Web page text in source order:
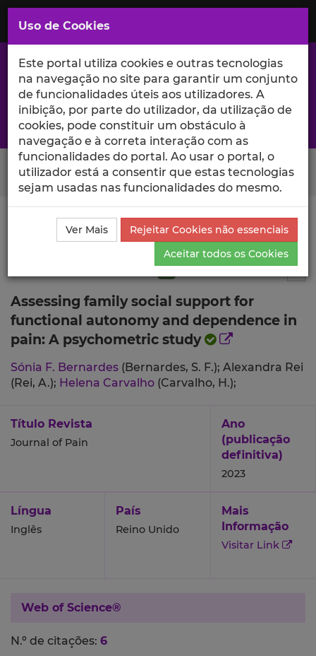
Saltar
para
Conteúdo
Principal
A excelência da investigação e ciência no Iscte
Search Button
Ciência_Iscte Publicações
Descrição Detalhada da
Publicação
Assessing family social support for
functional autonomy and dependence in
pain: A psychometric study
Sónia F. Bernardes (Bernardes, S. F.); Alexandra Rei
(Rei, A.); Helena Carvalho (Carvalho, H.);
Título Revista
Journal of Pain
Ano
(publicação
definitiva)
2023
Língua
Inglês
País
Reino Unido
Mais
Informação
Visitar Link
Web of Science®
N.º de citações: 6
Uso de Cookies
Este portal utiliza cookies e outras tecnologias
na navegação no site para garantir um conjunto
de funcionalidades úteis aos utilizadores. A
inibição, por parte do utilizador, da utilização de
cookies, pode constituir um obstáculo à
navegação e à correta interação com as
funcionalidades do portal. Ao usar o portal, o
utilizador está a consentir que estas tecnologias
sejam usadas nas funcionalidades do mesmo.
Ver Mais
Rejeitar Cookies não essenciais
Aceitar todos os Cookies